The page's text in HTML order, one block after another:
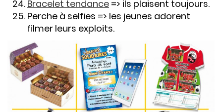
Bracelet tendance => ils plaisent toujours.
Perche à selfies => les jeunes adorent
filmer leurs exploits.